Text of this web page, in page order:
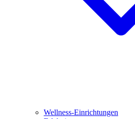
Wellness-Einrichtungen